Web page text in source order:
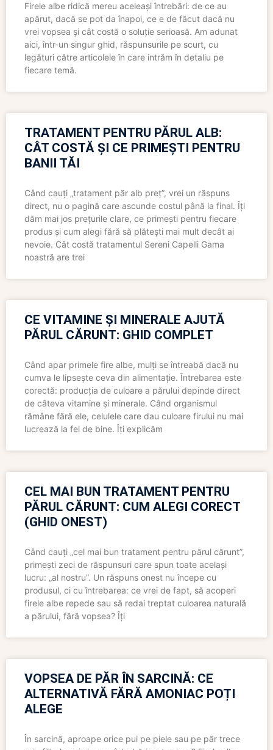
Firele albe ridică mereu aceleași întrebări: de ce au
apărut, dacă se pot da înapoi, ce e de făcut dacă nu
vrei vopsea și cât costă o soluție serioasă. Am adunat
aici, într-un singur ghid, răspunsurile pe scurt, cu
legături către articolele în care intrăm în detaliu pe
fiecare temă.
TRATAMENT PENTRU PĂRUL ALB:
CÂT COSTĂ ȘI CE PRIMEȘTI PENTRU
BANII TĂI
Când cauți „tratament păr alb preț”, vrei un răspuns
direct, nu o pagină care ascunde costul până la final. Îți
dăm mai jos prețurile clare, ce primești pentru fiecare
produs și cum alegi fără să plătești mai mult decât ai
nevoie. Cât costă tratamentul Sereni Capelli Gama
noastră are trei
CE VITAMINE ȘI MINERALE AJUTĂ
PĂRUL CĂRUNT: GHID COMPLET
Când apar primele fire albe, mulți se întreabă dacă nu
cumva le lipsește ceva din alimentație. Întrebarea este
corectă: producția de culoare a părului depinde direct
de câteva vitamine și minerale. Când organismul
rămâne fără ele, celulele care dau culoare firului nu mai
lucrează la fel de bine. Îți explicăm
CEL MAI BUN TRATAMENT PENTRU
PĂRUL CĂRUNT: CUM ALEGI CORECT
(GHID ONEST)
Când cauți „cel mai bun tratament pentru părul cărunt”,
primești zeci de răspunsuri care spun toate același
lucru: „al nostru”. Un răspuns onest nu începe cu
produsul, ci cu întrebarea: ce vrei de fapt, să acoperi
firele albe repede sau să redai treptat culoarea naturală
a părului, fără vopsea? Îți
VOPSEA DE PĂR ÎN SARCINĂ: CE
ALTERNATIVĂ FĂRĂ AMONIAC POȚI
ALEGE
În sarcină, aproape orice pui pe piele sau pe păr trece